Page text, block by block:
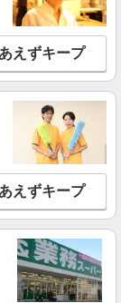
くなれる携帯販
験・能力によ
年2回（6月・12
り ※残業代支給
万円支給(規定
゜+゜
ショップ
を見る
フ
経験・能力によ
円（7時間相
の有無にかかわら
当時間を超える
ショップ
えずキープ
えずキープ